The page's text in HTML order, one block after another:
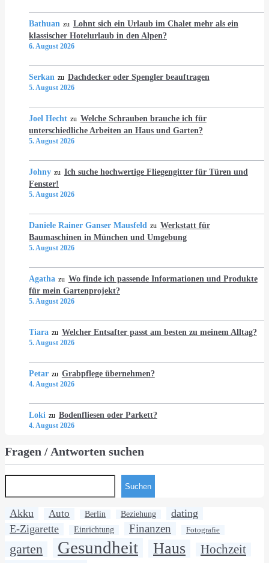
Bathuan zu Lohnt sich ein Urlaub im Chalet mehr als ein
klassischer Hotelurlaub in den Alpen?
6. August 2026
Serkan zu Dachdecker oder Spengler beauftragen
5. August 2026
Joel Hecht zu Welche Schrauben brauche ich für
unterschiedliche Arbeiten an Haus und Garten?
5. August 2026
Johny zu Ich suche hochwertige Fliegengitter für Türen und
Fenster!
5. August 2026
Daniele Rainer Ganser Mausfeld zu Werkstatt für
Baumaschinen in München und Umgebung
5. August 2026
Agatha zu Wo finde ich passende Informationen und Produkte
für mein Gartenprojekt?
5. August 2026
Tiara zu Welcher Entsafter passt am besten zu meinem Alltag?
5. August 2026
Petar zu Grabpflege übernehmen?
4. August 2026
Loki zu Bodenfliesen oder Parkett?
4. August 2026
Fragen / Antworten suchen
Suchen
Akku Auto Berlin Beziehung
dating
E-Zigarette
Einrichtung Finanzen Fotografie
garten Gesundheit Haus Hochzeit